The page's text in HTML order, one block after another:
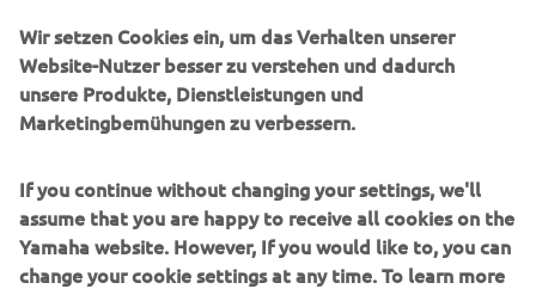
UNTERNEHMEN
B2B
MEHR YAMAHA
SUPPORT
Wir setzen Cookies ein, um das Verhalten unserer
Website-Nutzer besser zu verstehen und dadurch
unsere Produkte, Dienstleistungen und
Marketingbemühungen zu verbessern.
If you continue without changing your settings, we'll
assume that you are happy to receive all cookies on the
Yamaha website. However, If you would like to, you can
change your cookie settings at any time. To learn more